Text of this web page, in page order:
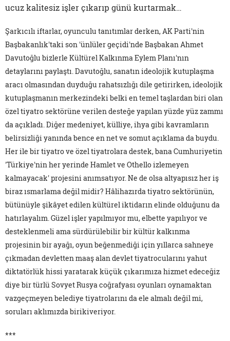
ucuz kalitesiz işler çıkarıp günü kurtarmak…
Şarkıcılı iftarlar, oyunculu tanıtımlar derken, AK Parti'nin
Başbakanlık'taki son 'ünlüler geçidi'nde Başbakan Ahmet
Davutoğlu bizlerle Kültürel Kalkınma Eylem Planı'nın
detaylarını paylaştı. Davutoğlu, sanatın ideolojik kutuplaşma
aracı olmasından duyduğu rahatsızlığı dile getirirken, ideolojik
kutuplaşmanın merkezindeki belki en temel taşlardan biri olan
özel tiyatro sektörüne verilen desteğe yapılan yüzde yüz zammı
da açıkladı. Diğer medeniyet, külliye, ihya gibi kavramların
belirsizliği yanında bence en net ve somut açıklama da buydu.
Her ile bir tiyatro ve özel tiyatrolara destek, bana Cumhuriyetin
'Türkiye'nin her yerinde Hamlet ve Othello izlemeyen
kalmayacak' projesini anımsatıyor. Ne de olsa altyapısız her iş
biraz ısmarlama değil midir? Hâlihazırda tiyatro sektörünün,
bütünüyle şikâyet edilen kültürel iktidarın elinde olduğunu da
hatırlayalım. Güzel işler yapılmıyor mu, elbette yapılıyor ve
desteklenmeli ama sürdürülebilir bir kültür kalkınma
projesinin bir ayağı, oyun beğenmediği için yıllarca sahneye
çıkmadan devletten maaş alan devlet tiyatrocularını yahut
diktatörlük hissi yaratarak küçük çıkarımıza hizmet edeceğiz
diye bir türlü Sovyet Rusya coğrafyası oyunları oynamaktan
vazgeçmeyen belediye tiyatrolarını da ele almalı değil mi,
soruları aklımızda birikiveriyor.
***